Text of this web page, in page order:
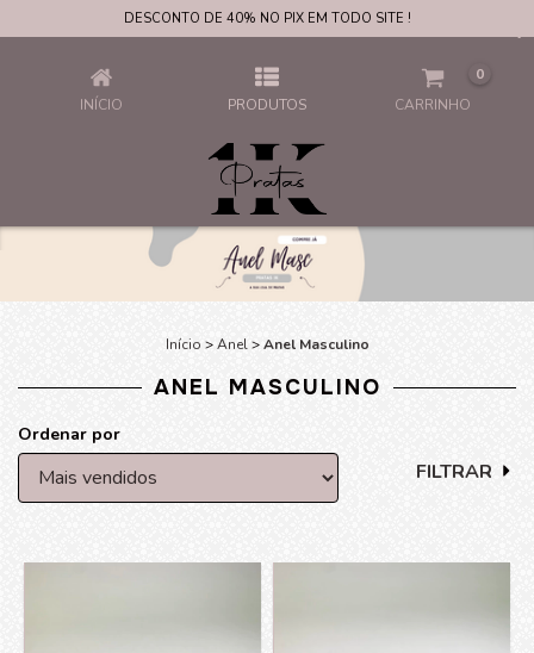
DESCONTO DE 40% NO PIX EM TODO SITE !
ANEL MASCULINO
INÍCIO PRODUTOS CARRINHO
0
Início > Anel > Anel Masculino
ANEL MASCULINO
Ordenar por
FILTRAR